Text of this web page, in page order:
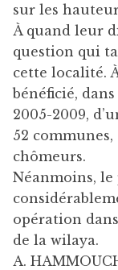
sur les
À quand leur
question qui
cette localité.
bénéficié,
2005-2009,
52 communes,
chômeurs.
Néanmoins,
opération
de la wilaya.
A.